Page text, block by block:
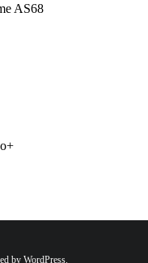
AS68
by WordPress.